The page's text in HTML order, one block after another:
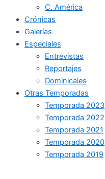
C. América
Crónicas
Galerías
Especiales
Entrevistas
Reportajes
Dominicales
Otras Temporadas
Temporada 2023
Temporada 2022
Temporada 2021
Temporada 2020
Temporada 2019